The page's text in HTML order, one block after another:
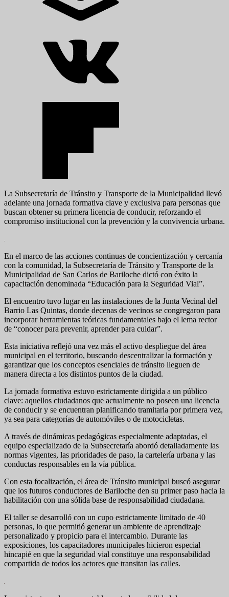
La Subsecretaría de Tránsito y Transporte de la Municipalidad llevó
adelante una jornada formativa clave y exclusiva para personas que
buscan obtener su primera licencia de conducir, reforzando el
compromiso institucional con la prevención y la convivencia urbana.
En el marco de las acciones continuas de concientización y cercanía
con la comunidad, la Subsecretaría de Tránsito y Transporte de la
Municipalidad de San Carlos de Bariloche dictó con éxito la
capacitación denominada “Educación para la Seguridad Vial”.
El encuentro tuvo lugar en las instalaciones de la Junta Vecinal del
Barrio Las Quintas, donde decenas de vecinos se congregaron para
incorporar herramientas teóricas fundamentales bajo el lema rector
de “conocer para prevenir, aprender para cuidar”.
Esta iniciativa reflejó una vez más el activo despliegue del área
municipal en el territorio, buscando descentralizar la formación y
garantizar que los conceptos esenciales de tránsito lleguen de
manera directa a los distintos puntos de la ciudad.
La jornada formativa estuvo estrictamente dirigida a un público
clave: aquellos ciudadanos que actualmente no poseen una licencia
de conducir y se encuentran planificando tramitarla por primera vez,
ya sea para categorías de automóviles o de motocicletas.
A través de dinámicas pedagógicas especialmente adaptadas, el
equipo especializado de la Subsecretaría abordó detalladamente las
normas vigentes, las prioridades de paso, la cartelería urbana y las
conductas responsables en la vía pública.
Con esta focalización, el área de Tránsito municipal buscó asegurar
que los futuros conductores de Bariloche den su primer paso hacia la
habilitación con una sólida base de responsabilidad ciudadana.
El taller se desarrolló con un cupo estrictamente limitado de 40
personas, lo que permitió generar un ambiente de aprendizaje
personalizado y propicio para el intercambio. Durante las
exposiciones, los capacitadores municipales hicieron especial
hincapié en que la seguridad vial constituye una responsabilidad
compartida de todos los actores que transitan las calles.